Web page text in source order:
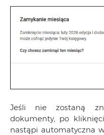
Jeśli nie zostaną
dokumenty, po
nastąpi automatyczna